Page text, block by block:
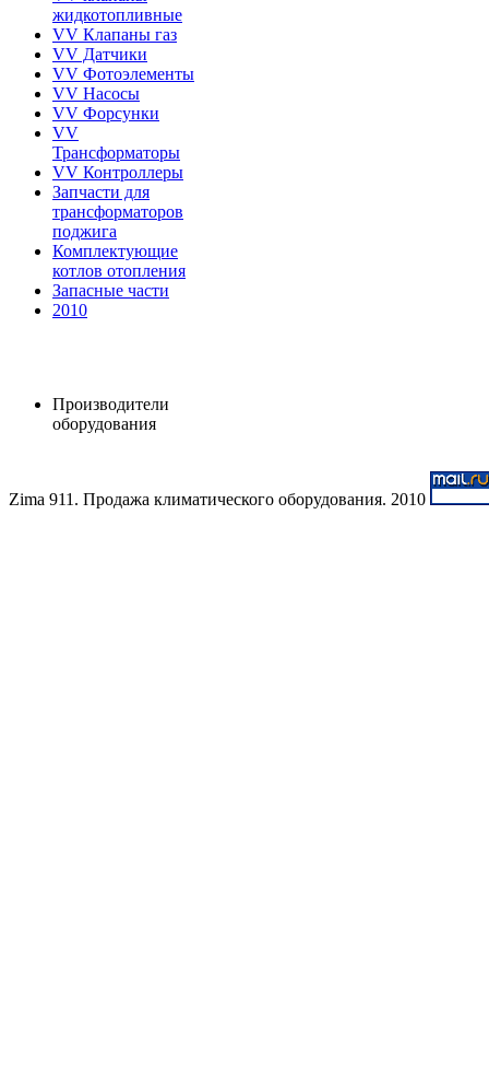
жидкотопливные
VV Клапаны газ
VV Датчики
VV Фотоэлементы
VV Насосы
VV Форсунки
VV
Трансформаторы
VV Контроллеры
Запчасти для
трансформаторов
поджига
Комплектующие
котлов отопления
Запасные части
2010
Производители
оборудования
Zima 911. Продажа климатического оборудования. 2010